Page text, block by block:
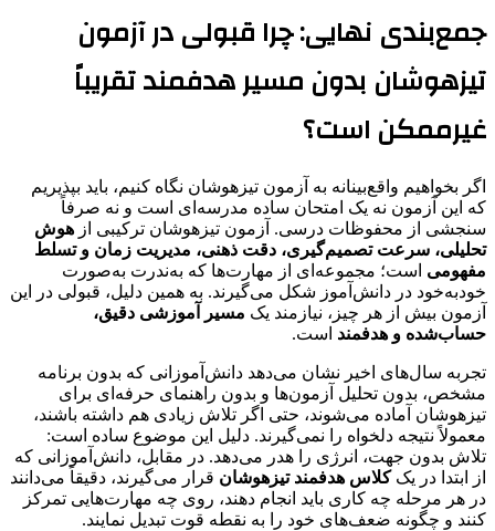
جمع‌بندی نهایی: چرا قبولی در آزمون
تیزهوشان بدون مسیر هدفمند تقریباً
غیرممکن است؟
اگر بخواهیم واقع‌بینانه به آزمون تیزهوشان نگاه کنیم، باید بپذیریم
که این آزمون نه یک امتحان ساده مدرسه‌ای است و نه صرفاً
سنجشی از محفوظات درسی. آزمون تیزهوشان ترکیبی از هوش
تحلیلی، سرعت تصمیم‌گیری، دقت ذهنی، مدیریت زمان و تسلط
مفهومی است؛ مجموعه‌ای از مهارت‌ها که به‌ندرت به‌صورت
خودبه‌خود در دانش‌آموز شکل می‌گیرند. به همین دلیل، قبولی در این
آزمون بیش از هر چیز، نیازمند یک مسیر آموزشی دقیق،
حساب‌شده و هدفمند است.
تجربه سال‌های اخیر نشان می‌دهد دانش‌آموزانی که بدون برنامه
مشخص، بدون تحلیل آزمون‌ها و بدون راهنمای حرفه‌ای برای
تیزهوشان آماده می‌شوند، حتی اگر تلاش زیادی هم داشته باشند،
معمولاً نتیجه دلخواه را نمی‌گیرند. دلیل این موضوع ساده است:
تلاش بدون جهت، انرژی را هدر می‌دهد. در مقابل، دانش‌آموزانی که
از ابتدا در یککلاس هدفمند تیزهوشان قرار می‌گیرند، دقیقاً می‌دانند
در هر مرحله چه کاری باید انجام دهند، روی چه مهارت‌هایی تمرکز
کنند و چگونه ضعف‌های خود را به نقطه قوت تبدیل نمایند.